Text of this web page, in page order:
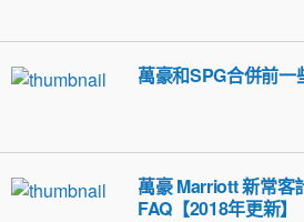
萬豪和SPG合併前
萬豪 Marriott 新常客
FAQ【2018年更新】